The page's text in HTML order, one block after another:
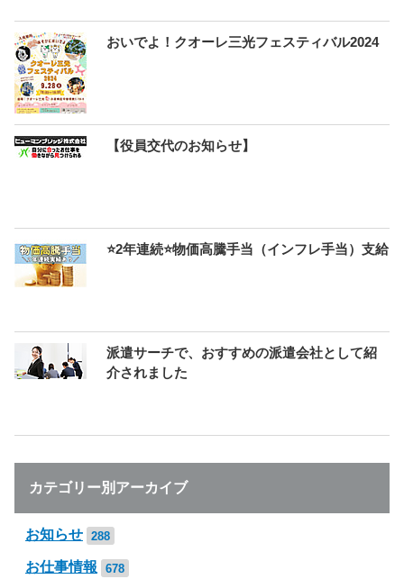
おいでよ！クオーレ三光フェスティバル2024
【役員交代のお知らせ】
⭐2年連続⭐物価高騰手当（インフレ手当）支給
派遣サーチで、おすすめの派遣会社として紹
介されました
カテゴリー別アーカイブ
お知らせ 288
お仕事情報 678